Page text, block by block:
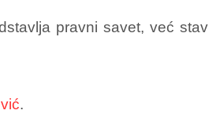
pravni savet, već stav
.